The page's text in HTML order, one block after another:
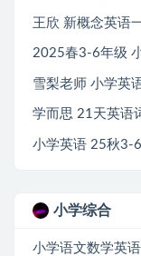
王欣 新概念英语
雪梨老师 小学英
学而思 21天英语
小学英语 25秋3-
小学综合
小学语文数学英